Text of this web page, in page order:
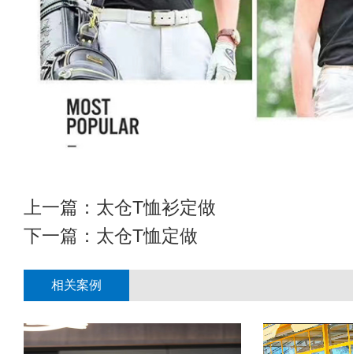
上一篇： 太仓T恤衫定做
下一篇： 太仓T恤定做
相关案例